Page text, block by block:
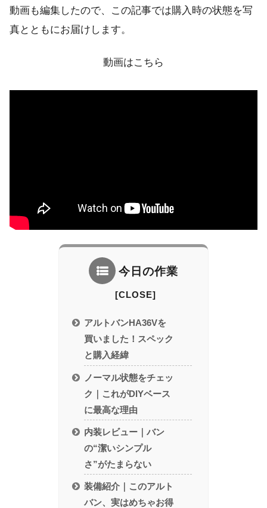
動画も編集したので、この記事では購入時の状態を写
真とともにお届けします。
動画はこちら
今日の作業
アルトバンHA36Vを
買いました！スペック
と購入経緯
ノーマル状態をチェッ
ク｜これがDIYベース
に最高な理由
内装レビュー｜バン
の“潔いシンプル
さ”がたまらない
装備紹介｜このアルト
バン、実はめちゃお得